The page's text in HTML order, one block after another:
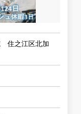
住之江区北加